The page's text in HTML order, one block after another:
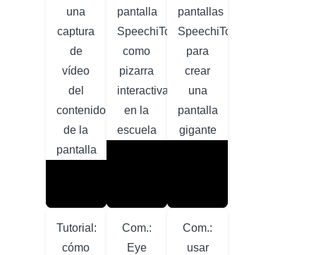
una
captura
de
vídeo
del
contenido
de la
pantalla
pantalla
SpeechiTouch
como
pizarra
interactiva
en la
escuela
pantallas
SpeechiTouch
para
crear
una
pantalla
gigante
Tutorial:
cómo
Com.:
Eye
Com.:
usar